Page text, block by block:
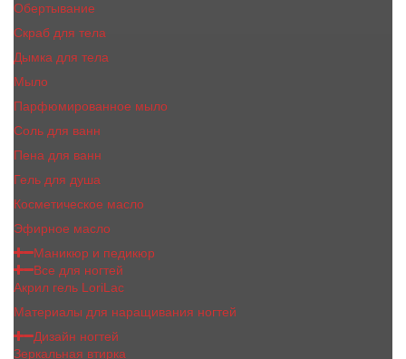
Обертывание
Скраб для тела
Дымка для тела
Мыло
Парфюмированное мыло
Соль для ванн
Пена для ванн
Гель для душа
Косметическое масло
Эфирное масло
Маникюр и педикюр
Все для ногтей
Акрил гель LoriLac
Материалы для наращивания ногтей
Дизайн ногтей
Зеркальная втирка